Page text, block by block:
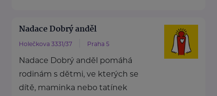
Nadace Dobrý anděl
Holečkova 3331/37 Praha 5
Nadace Dobrý anděl pomáhá
rodinám s dětmi, ve kterých se
dítě, maminka nebo tatínek